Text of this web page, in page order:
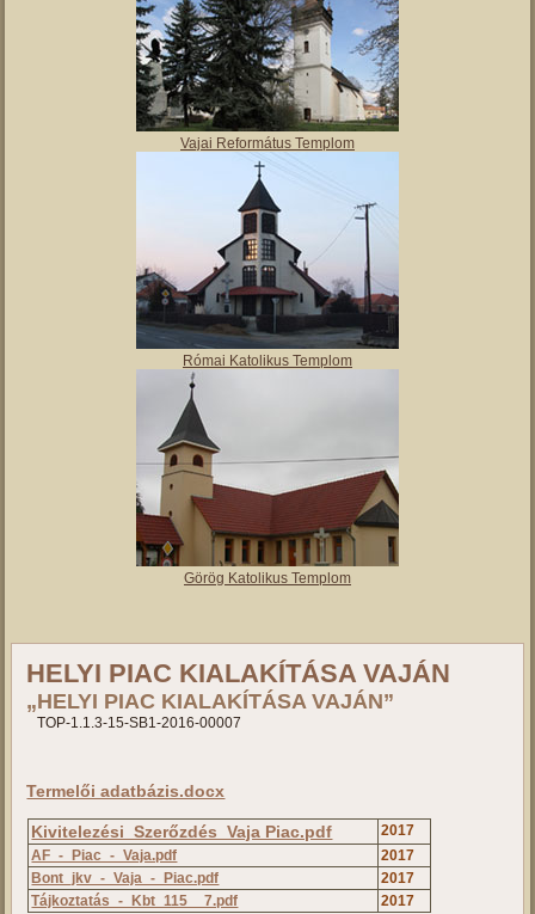
Vajai Református Templom
Római Katolikus Templom
Görög Katolikus Templom
HELYI PIAC KIALAKÍTÁSA VAJÁN
„HELYI PIAC KIALAKÍTÁSA VAJÁN”
TOP-1.1.3-15-SB1-2016-00007
Termelői adatbázis.docx
Kivitelezési_Szerőzdés_Vaja Piac.pdf
2017
AF_-_Piac_-_Vaja.pdf
2017
Bont_jkv_-_Vaja_-_Piac.pdf
2017
Tájkoztatás_-_Kbt_115__7.pdf
2017